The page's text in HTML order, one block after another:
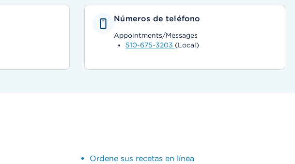
Números de teléfono
Appointments/Messages
510-675-3203 (Local)
Ordene sus recetas en línea